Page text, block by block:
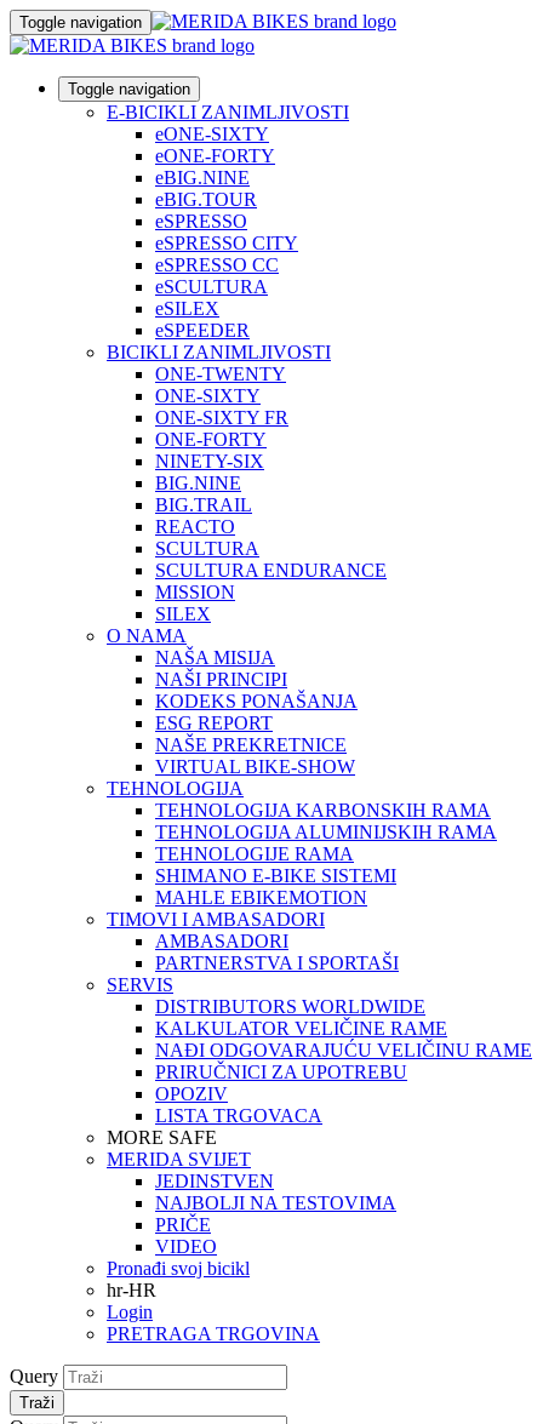
Toggle navigation
Toggle navigation
E-BICIKLI ZANIMLJIVOSTI
eONE-SIXTY
eONE-FORTY
eBIG.NINE
eBIG.TOUR
eSPRESSO
eSPRESSO CITY
eSPRESSO CC
eSCULTURA
eSILEX
eSPEEDER
BICIKLI ZANIMLJIVOSTI
ONE-TWENTY
ONE-SIXTY
ONE-SIXTY FR
ONE-FORTY
NINETY-SIX
BIG.NINE
BIG.TRAIL
REACTO
SCULTURA
SCULTURA ENDURANCE
MISSION
SILEX
O NAMA
NAŠA MISIJA
NAŠI PRINCIPI
KODEKS PONAŠANJA
ESG REPORT
NAŠE PREKRETNICE
VIRTUAL BIKE-SHOW
TEHNOLOGIJA
TEHNOLOGIJA KARBONSKIH RAMA
TEHNOLOGIJA ALUMINIJSKIH RAMA
TEHNOLOGIJE RAMA
SHIMANO E-BIKE SISTEMI
MAHLE EBIKEMOTION
TIMOVI I AMBASADORI
AMBASADORI
PARTNERSTVA I SPORTAŠI
SERVIS
DISTRIBUTORS WORLDWIDE
KALKULATOR VELIČINE RAME
NAĐI ODGOVARAJUĆU VELIČINU RAME
PRIRUČNICI ZA UPOTREBU
OPOZIV
LISTA TRGOVACA
MORE SAFE
MERIDA SVIJET
JEDINSTVEN
NAJBOLJI NA TESTOVIMA
PRIČE
VIDEO
Pronađi svoj bicikl
hr-HR
Login
PRETRAGA TRGOVINA
Query
Traži